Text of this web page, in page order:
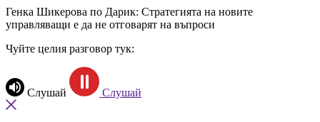
Генка Шикерова по Дарик: Стратегията на новите
управляващи е да не отговарят на въпроси
Чуйте целия разговор тук:
Слушай Слушай